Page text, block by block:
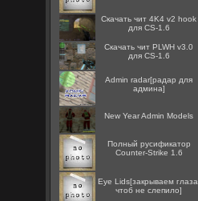
Скачать чит 4K4 v2 hook
для CS-1.6
Скачать чит PLWH v3.0
для CS-1.6
Admin radar[радар для
админа]
New Year Admin Models
Полный русификатор
Counter-Strike 1.6
Eye Lids[закрываем глаза,
чтоб не слепило]